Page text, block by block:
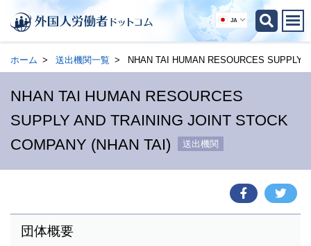
JA
ホーム 送出機関一覧 NHAN TAI HUMAN RESOURCES SUPPLY
NHAN TAI HUMAN RESOURCES
SUPPLY AND TRAINING JOINT STOCK
COMPANY (NHAN TAI)
送出機関
団体概要